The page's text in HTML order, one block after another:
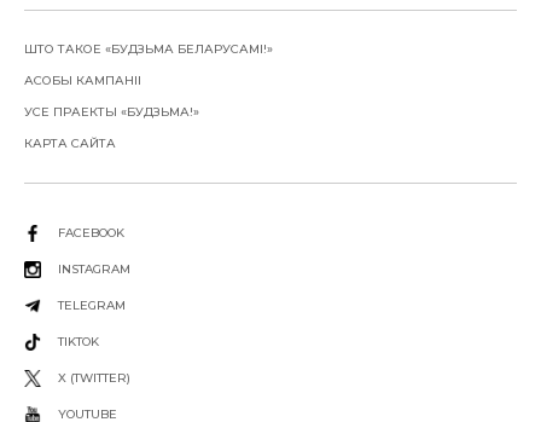
ШТО ТАКОЕ «БУДЗЬМА БЕЛАРУСАМІ!»
АСОБЫ КАМПАНІІ
УСЕ ПРАЕКТЫ «БУДЗЬМА!»
КАРТА САЙТА
FACEBOOK
INSTAGRAM
TELEGRAM
TIKTOK
X (TWITTER)
YOUTUBE